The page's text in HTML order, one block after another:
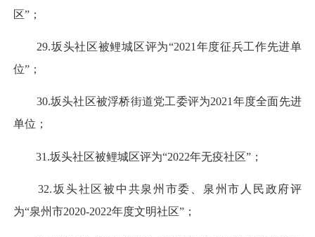
区”；
29.坂头社区被鲤城区评为“2021年度征兵工作先进单
位”；
30.坂头社区被浮桥街道党工委评为2021年度全面先进
单位；
31.坂头社区被鲤城区评为“2022年无疫社区”；
32.坂头社区被中共泉州市委、泉州市人民政府评
为“泉州市2020-2022年度文明社区”；